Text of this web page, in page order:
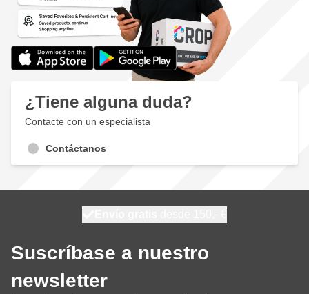
¿Tiene alguna duda?
Contacte con un especialista
Contáctanos
Suscríbase a nuestro
newsletter